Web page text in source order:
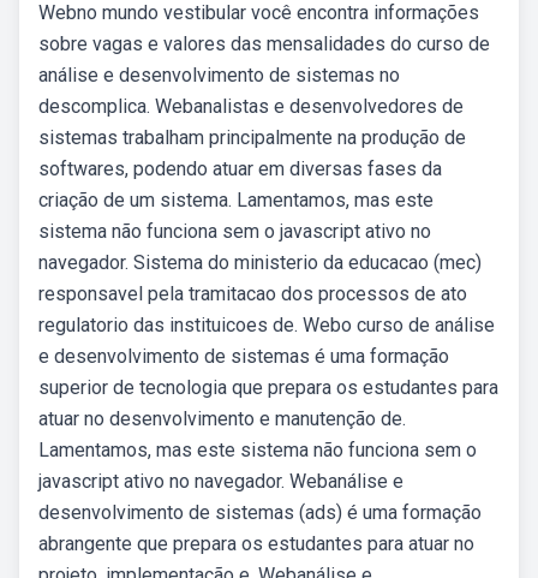
Webno mundo vestibular você encontra informações
sobre vagas e valores das mensalidades do curso de
análise e desenvolvimento de sistemas no
descomplica. Webanalistas e desenvolvedores de
sistemas trabalham principalmente na produção de
softwares, podendo atuar em diversas fases da
criação de um sistema. Lamentamos, mas este
sistema não funciona sem o javascript ativo no
navegador. Sistema do ministerio da educacao (mec)
responsavel pela tramitacao dos processos de ato
regulatorio das instituicoes de. Webo curso de análise
e desenvolvimento de sistemas é uma formação
superior de tecnologia que prepara os estudantes para
atuar no desenvolvimento e manutenção de.
Lamentamos, mas este sistema não funciona sem o
javascript ativo no navegador. Webanálise e
desenvolvimento de sistemas (ads) é uma formação
abrangente que prepara os estudantes para atuar no